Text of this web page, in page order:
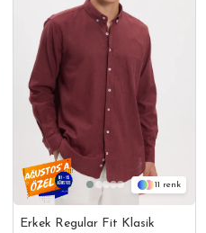
11
Erkek Regular Fit Klasik